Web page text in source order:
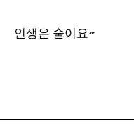
인생은 술이요~